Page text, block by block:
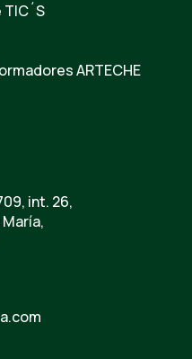
ARTECHE
int. 26,